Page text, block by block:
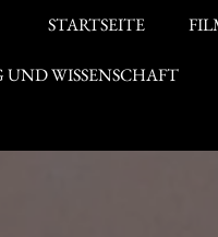
STARTSEITE
UND WISSENSCHAFT